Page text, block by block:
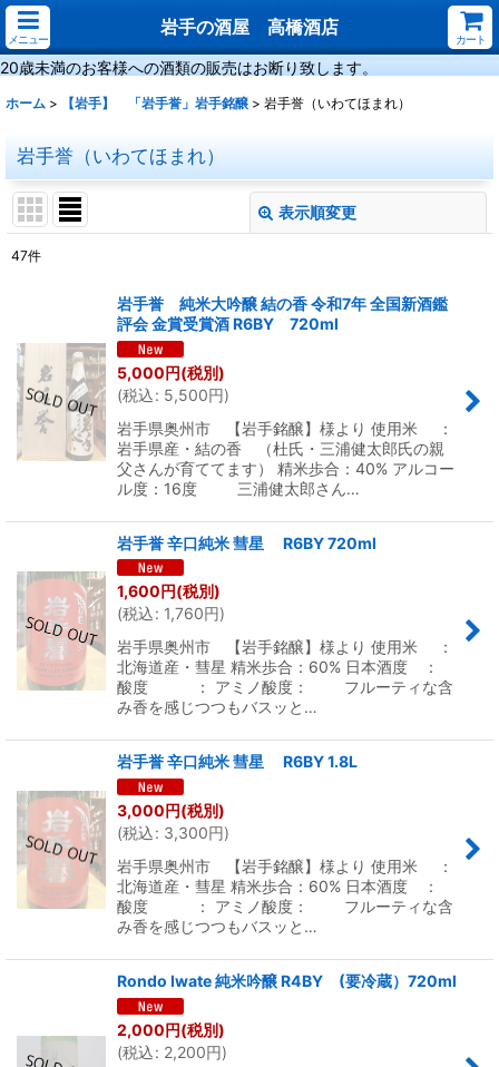
メニュー
岩手の酒屋 高橋酒店
カート
20歳未満のお客様への酒類の販売はお断り致します。
ホーム > 【岩手】 「岩手誉」岩手銘醸 > 岩手誉（いわてほまれ）
岩手誉（いわてほまれ）
表示順変更
絞り込む
47件
岩手誉 純米大吟醸 結の香 令和7年 全国新酒鑑
評会 金賞受賞酒 R6BY 720ml
5,000円(税別)
(税込: 5,500円)
岩手県奥州市 【岩手銘醸】様より 使用米 ：
岩手県産・結の香 （杜氏・三浦健太郎氏の親
父さんが育ててます） 精米歩合：40% アルコー
ル度：16度 三浦健太郎さん…
岩手誉 辛口純米 彗星 R6BY 720ml
1,600円(税別)
(税込: 1,760円)
岩手県奥州市 【岩手銘醸】様より 使用米 ：
北海道産・彗星 精米歩合：60% 日本酒度 ：
酸度 ： アミノ酸度： フルーティな含
み香を感じつつもバスッと…
岩手誉 辛口純米 彗星 R6BY 1.8L
3,000円(税別)
(税込: 3,300円)
岩手県奥州市 【岩手銘醸】様より 使用米 ：
北海道産・彗星 精米歩合：60% 日本酒度 ：
酸度 ： アミノ酸度： フルーティな含
み香を感じつつもバスッと…
Rondo Iwate 純米吟醸 R4BY (要冷蔵）720ml
2,000円(税別)
(税込: 2,200円)